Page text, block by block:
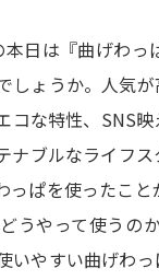
日は『曲げわ
しょうか。人気
コな特性、SNS
ナブルなライフ
っぱを使ったこ
うやって使うの
いやすい曲げわ